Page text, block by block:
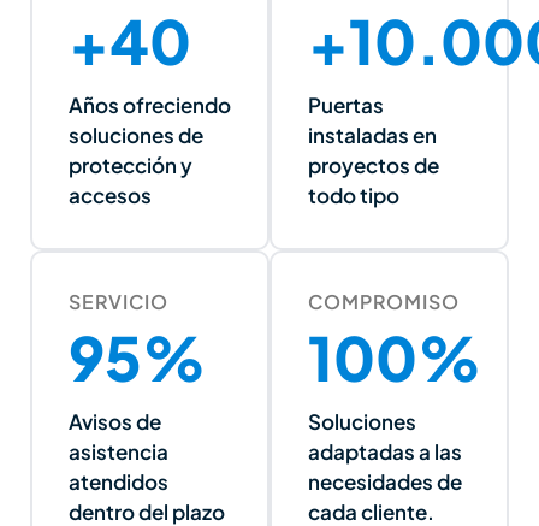
+40
Años ofreciendo
soluciones de
protección y
accesos
Puertas
instaladas en
proyectos de
todo tipo
SERVICIO
95%
Avisos de
asistencia
atendidos
dentro del plazo
COMPROMISO
100%
Soluciones
adaptadas a las
necesidades de
cada cliente.